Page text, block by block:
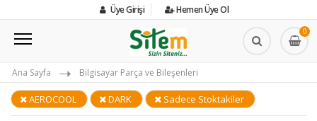
Üye Girişi Hemen Üye Ol
0
Ana Sayfa Bilgisayar Parça ve Bileşenleri
AEROCOOL DARK Sadece Stoktakiler